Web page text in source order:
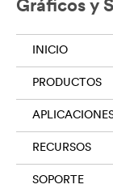
Gráficos y
INICIO
PRODUCTOS
RECURSOS
SOPORTE